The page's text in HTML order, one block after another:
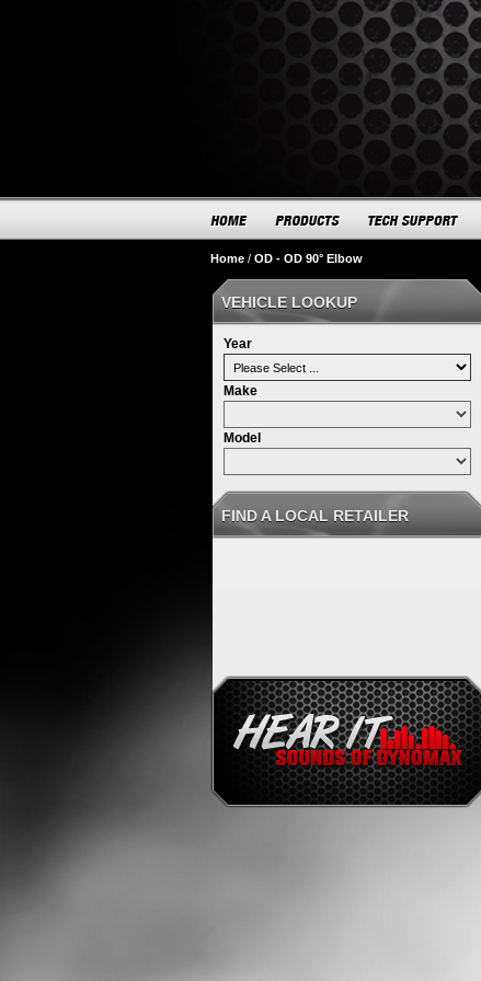
Home / OD - OD 90° Elbow
VEHICLE LOOKUP
Year
Make
Model
FIND A LOCAL RETAILER